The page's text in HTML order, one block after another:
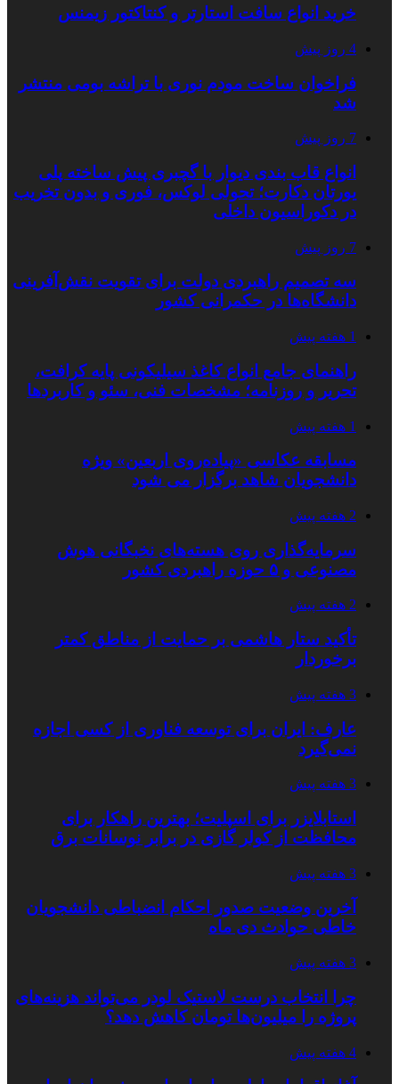
خرید انواع سافت استارتر و کنتاکتور زیمنس
4 روز پیش
فراخوان ساخت مودم نوری با تراشه بومی منتشر
شد
7 روز پیش
انواع قاب بندی دیوار با گچبری پیش ساخته پلی
یورتان دکارت؛ تحولی لوکس، فوری و بدون تخریب
در دکوراسیون داخلی
7 روز پیش
سه تصمیم راهبردی دولت برای تقویت نقش‌آفرینی
دانشگاه‌ها در حکمرانی کشور
1 هفته پیش
راهنمای جامع انواع کاغذ سیلیکونی پایه کرافت،
تحریر و روزنامه؛ مشخصات فنی، سئو و کاربردها
1 هفته پیش
مسابقه عکاسی «پیاده‌روی اربعین» ویژه
دانشجویان شاهد برگزار می شود
2 هفته پیش
سرمایه‌گذاری روی هسته‌های نخبگانی هوش
مصنوعی و ۵ حوزه راهبردی کشور
2 هفته پیش
تأکید ستار هاشمی بر حمایت از مناطق کمتر
برخوردار
3 هفته پیش
عارف: ایران برای توسعه فناوری از کسی اجازه
نمی‌گیرد
3 هفته پیش
استابلایزر برای اسپلیت؛ بهترین راهکار برای
محافظت از کولر گازی در برابر نوسانات برق
3 هفته پیش
آخرین وضعیت صدور احکام انضباطی دانشجویان
خاطی حوادث دی ماه
3 هفته پیش
چرا انتخاب درست لاستیک لودر می‌تواند هزینه‌های
پروژه را میلیون‌ها تومان کاهش دهد؟
4 هفته پیش